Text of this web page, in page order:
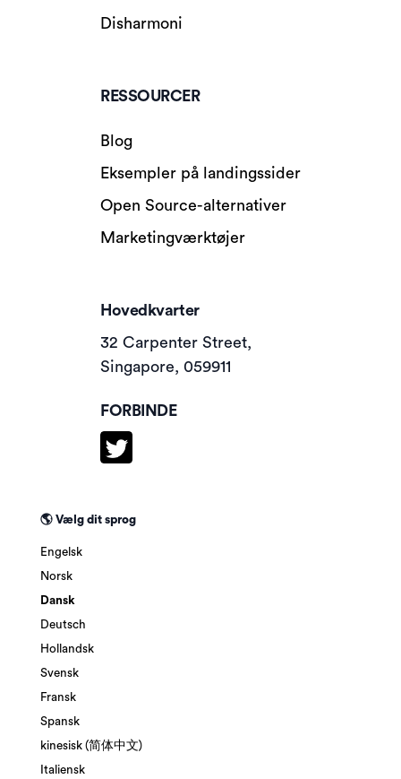
Disharmoni
RESSOURCER
Blog
Eksempler på landingssider
Open Source-alternativer
Marketingværktøjer
Hovedkvarter
32 Carpenter Street,
Singapore, 059911
FORBINDE
🌎 Vælg dit sprog
Engelsk
Norsk
Dansk
Deutsch
Hollandsk
Svensk
Fransk
Spansk
kinesisk (简体中文)
Italiensk